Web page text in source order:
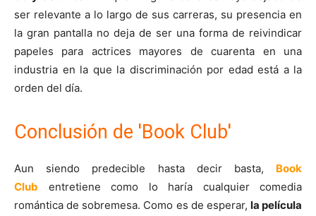
ser relevante a lo largo de sus carreras, su presencia en
la gran pantalla no deja de ser una forma de reivindicar
papeles para actrices mayores de cuarenta en una
industria en la que la discriminación por edad está a la
orden del día.
Conclusión de 'Book Club'
Aun siendo predecible hasta decir basta, Book
Club entretiene como lo haría cualquier comedia
romántica de sobremesa. Como es de esperar, la película